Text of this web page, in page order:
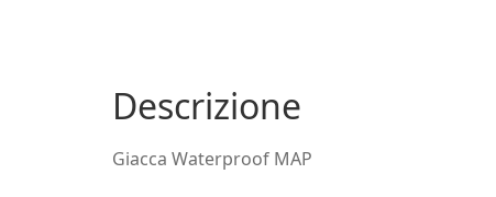
Descrizione
Giacca Waterproof MAP